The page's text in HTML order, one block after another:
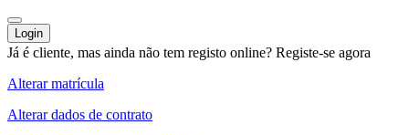
Login
Já é cliente, mas ainda não tem registo online? Registe-se agora
Alterar matrícula
Alterar dados de contrato